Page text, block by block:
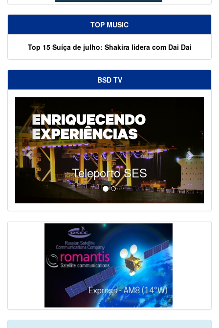
TOP MUSIC
Top 15 Suíça de julho: Shakira lidera com Dai Dai
BSD TV
Teleporto SES